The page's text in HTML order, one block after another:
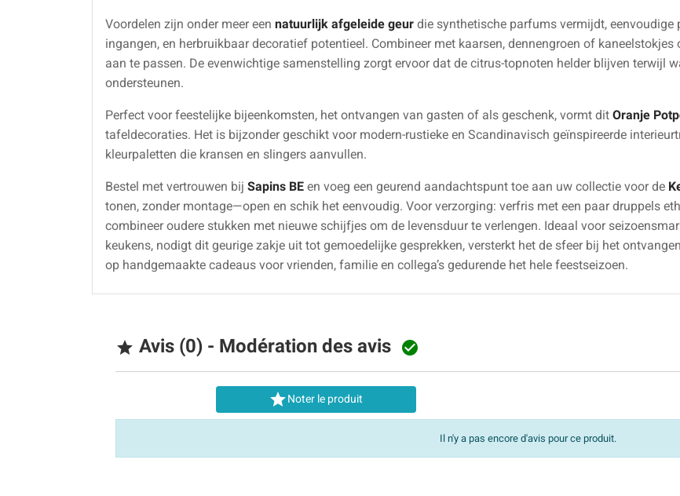
Voordelen zijn onder meer een natuurlijk afgeleide geur die synthetische parfums vermijdt,
ingangen, en herbruikbaar decoratief potentieel. Combineer met kaarsen, dennengroen of
aan te passen. De evenwichtige samenstelling zorgt ervoor dat de citrus-topnoten helder blijven terwijl
ondersteunen.
Perfect voor feestelijke bijeenkomsten, het ontvangen van gasten of als geschenk, vormt dit Oranje
tafeldecoraties. Het is bijzonder geschikt voor modern-rustieke en Scandinavisch geïnspireerde
kleurpaletten die kransen en slingers aanvullen.
Bestel met vertrouwen bij Sapins BE en voeg een geurend aandachtspunt toe aan uw collectie voor de
tonen, zonder montage—open en schik het eenvoudig. Voor verzorging: verfris met een paar druppels
combineer oudere stukken met nieuwe schijfjes om de levensduur te verlengen. Ideaal voor
keukens, nodigt dit geurige zakje uit tot gemoedelijke gesprekken, versterkt het de sfeer bij het
op handgemaakte cadeaus voor vrienden, familie en collega’s gedurende het hele feestseizoen.
 Avis (0) - Modération des avis 
Noter le produit
Il n'y a pas encore d'avis pour ce produit.